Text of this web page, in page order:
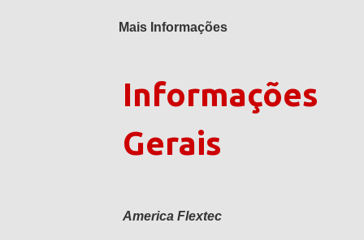
Mais Informações
Informações
Gerais
America Flextec